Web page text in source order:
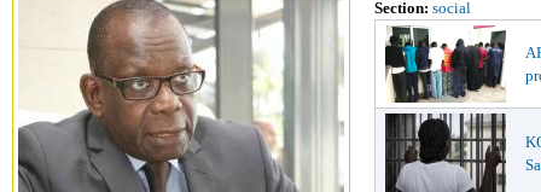
Section: social